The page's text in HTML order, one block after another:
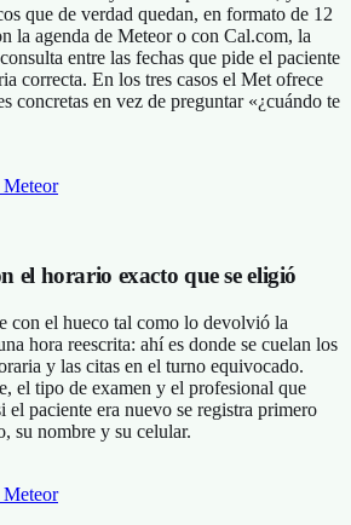
que de verdad quedan, en formato de 12
la agenda de Meteor o con Cal.com, la
entre las fechas que pide el paciente
correcta. En los tres casos el Met ofrece
concretas en vez de preguntar «¿cuándo te
Meteor
el horario exacto que se eligió
con el hueco tal como lo devolvió la
hora reescrita: ahí es donde se cuelan los
y las citas en el turno equivocado.
el tipo de examen y el profesional que
el paciente era nuevo se registra primero
su nombre y su celular.
Meteor